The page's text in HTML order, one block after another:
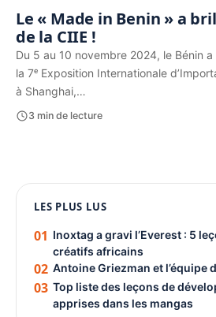
Le « Made in Benin » a
de la CIIE !
Du 5 au 10 novembre 2024, le Bénin
la 7ᵉ Exposition Internationale
à Shanghai,…
3 min de lecture
PUBLICITÉ
LES PLUS LUS
01 Inoxtag a gravi l’Everest : 5
créatifs africains
02 Antoine Griezman et l’équipe
03 Top liste des leçons de
apprises dans les mangas